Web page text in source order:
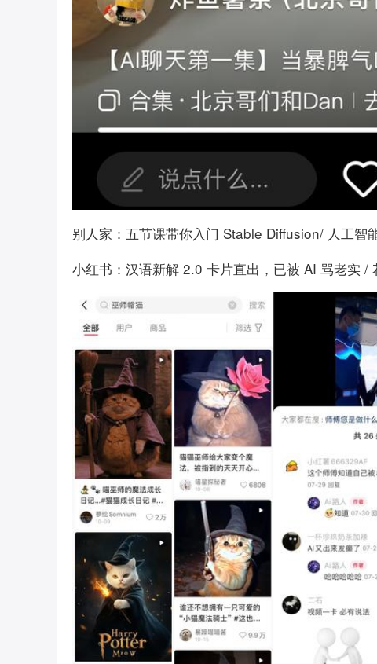
别人家：五节课带你入门 Stable Diffusion/ 人工智
小红书：汉语新解 2.0 卡片直出，已被 AI 骂老实 /